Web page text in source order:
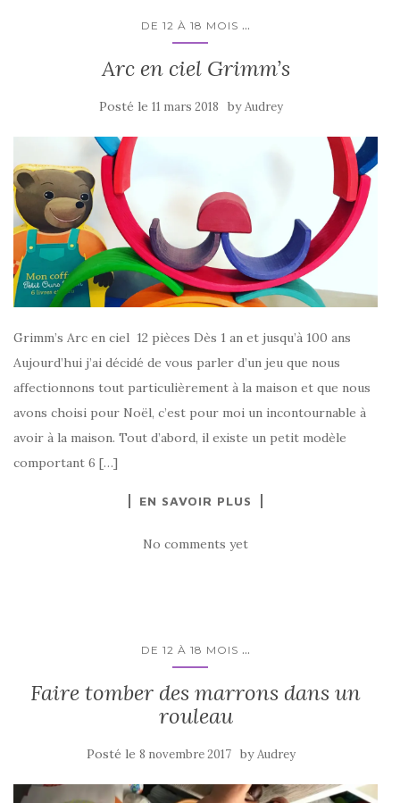
DE 12 À 18 MOIS ...
Arc en ciel Grimm’s
Posté le 11 mars 2018 byAudrey
Grimm’s Arc en ciel 12 pièces Dès 1 an et jusqu’à 100 ans
Aujourd’hui j’ai décidé de vous parler d’un jeu que nous
affectionnons tout particulièrement à la maison et que nous
avons choisi pour Noël, c’est pour moi un incontournable à
avoir à la maison. Tout d’abord, il existe un petit modèle
comportant 6 […]
EN SAVOIR PLUS
No comments yet
DE 12 À 18 MOIS ...
Faire tomber des marrons dans un
rouleau
Posté le 8 novembre 2017 byAudrey